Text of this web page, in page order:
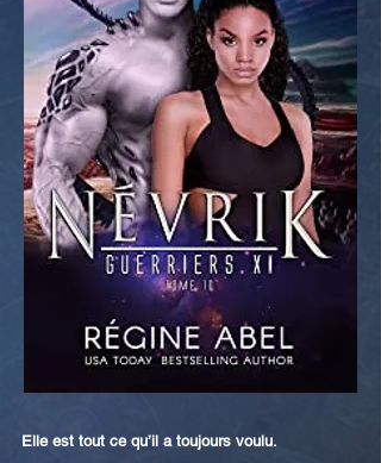
Elle est tout ce qu’il a toujours voulu.